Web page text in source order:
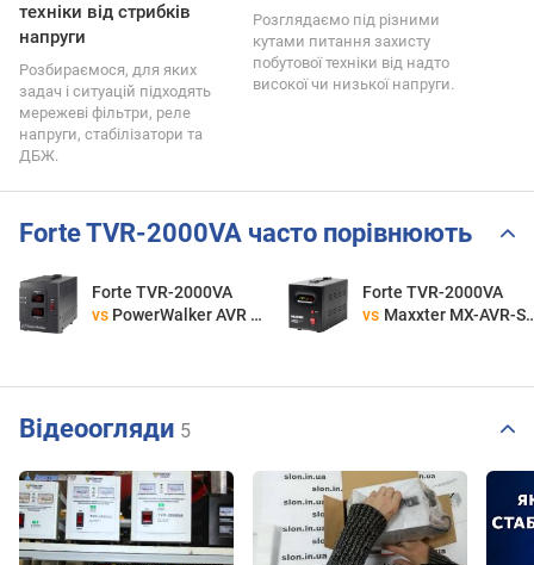
техніки від стрибків
напруги
Розбираємося, для яких
задач і ситуацій підходять
мережеві фільтри, реле
напруги, стабілізатори та
ДБЖ.
Розглядаємо під різними
кутами питання захисту
побутової техніки від надто
високої чи низької напруги.
Forte TVR-2000VA часто порівнюють
Forte TVR-2000VA
vs PowerWalker AVR 2000 SIV FR
Forte TVR-2000VA
vs Maxxter MX-AVR-S2000-01
Відеоогляди 5